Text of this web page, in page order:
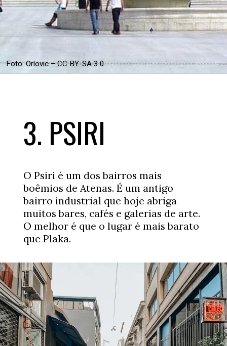
Foto: Orlovic – CC BY-SA 3.0
O Psiri é um dos bairros mais
boêmios de Atenas. É um antigo
bairro industrial que hoje abriga
muitos bares, cafés e galerias de arte.
O melhor é que o lugar é mais barato
que Plaka.
3. PSIRI